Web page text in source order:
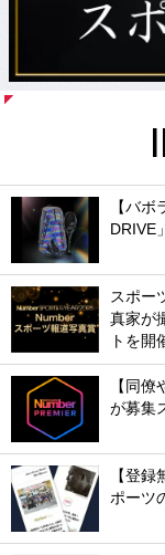
【バ
DRIVE
スポー
真家が
トを開
【同
が募集
【登
ポーツ